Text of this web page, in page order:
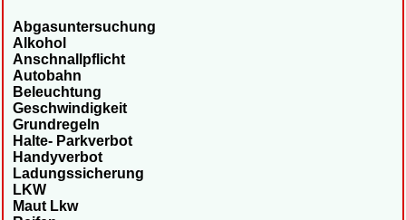
Abgasuntersuchung
Alkohol
Anschnallpflicht
Autobahn
Beleuchtung
Geschwindigkeit
Grundregeln
Halte- Parkverbot
Handyverbot
Ladungssicherung
LKW
Maut Lkw